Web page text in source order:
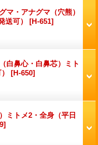
マ・アナグマ（穴熊）
送可） [H-651]
白鼻心・白鼻芯）ミト
[H-650]
ミトメ2・全身（平日